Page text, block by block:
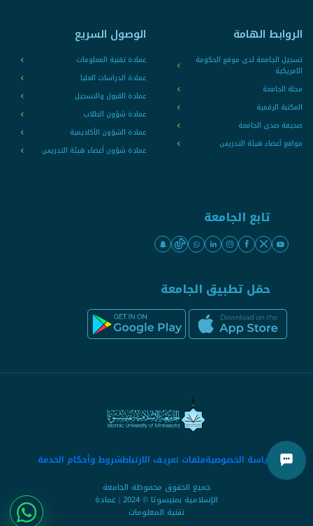
الروابط الهامة
تسجيل الجامعة لدى موقع الحكومة
الامريكية
مجلة الجامعة
المكتبة الرقمية
صحيفة صدى الجامعة
مواقع أعضاء هيئة التدريس
الوصول السريع
عمادة تقنية المعلومات
عمادة الدراسات العليا
عمادة القبول والتسجيل
عمادة شؤون الطلاب
عمادة الشؤون الأكاديمية
عمادة شؤون أعضاء هيئة التدريس
تابع الجامعة
حمّل تطبيق الجامعة
سياسة الخصوصيةملفات تعريف الارتباطشروط وأحكام الخدمة
جميع الحقوق محفوظة الجامعة
الإسلامية بمنيسوتا © 2024 | عمادة
تقنية المعلومات